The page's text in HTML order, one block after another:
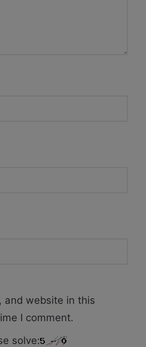
and website in this
I comment.
solve: